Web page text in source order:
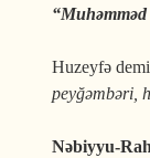
Huzeyfə
peyğəmbəri,
Nəbiyyu-